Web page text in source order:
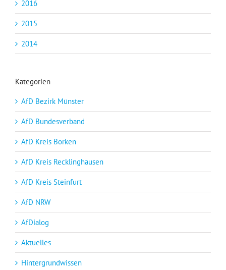
2016
2015
2014
Kategorien
AfD Bezirk Münster
AfD Bundesverband
AfD Kreis Borken
AfD Kreis Recklinghausen
AfD Kreis Steinfurt
AfD NRW
AfDialog
Aktuelles
Hintergrundwissen